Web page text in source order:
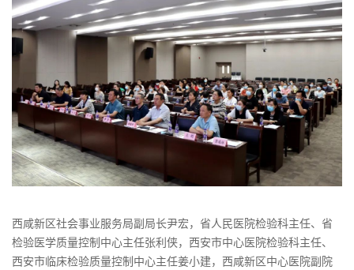
西咸新区社会事业服务局副局长尹宏，省人民医院检验科主任、省
检验医学质量控制中心主任张利侠，西安市中心医院检验科主任、
西安市临床检验质量控制中心主任姜小建，西咸新区中心医院副院